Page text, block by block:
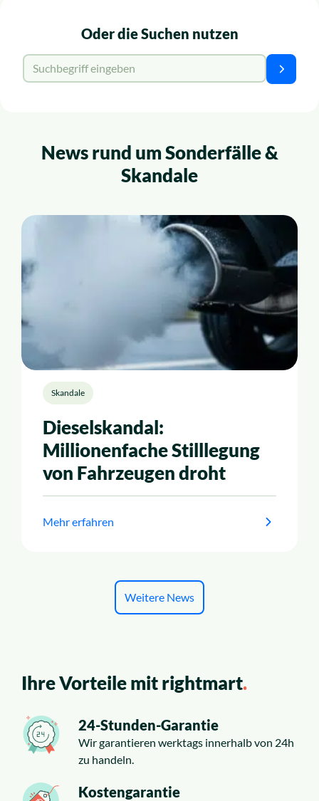
Oder die Suchen nutzen
Suche für:
Suchen
News rund um Sonderfälle &
Skandale
Skandale
Dieselskandal:
Millionenfache Stilllegung
von Fahrzeugen droht
Mehr erfahren
Weitere News
Ihre Vorteile mit rightmart.
24-Stunden-Garantie
Wir garantieren werktags innerhalb von 24h
zu handeln.
Kostengarantie